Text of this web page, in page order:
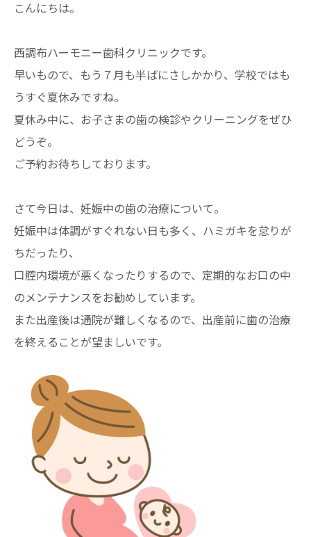
こんにちは。
西調布ハーモニー歯科クリニックです。
早いもので、もう７月も半ばにさしかかり、学校ではも
うすぐ夏休みですね。
夏休み中に、お子さまの歯の検診やクリーニングをぜひ
どうぞ。
ご予約お待ちしております。
さて今日は、妊娠中の歯の治療について。
妊娠中は体調がすぐれない日も多く、ハミガキを怠りが
ちだったり、
口腔内環境が悪くなったりするので、定期的なお口の中
のメンテナンスをお勧めしています。
また出産後は通院が難しくなるので、出産前に歯の治療
を終えることが望ましいです。